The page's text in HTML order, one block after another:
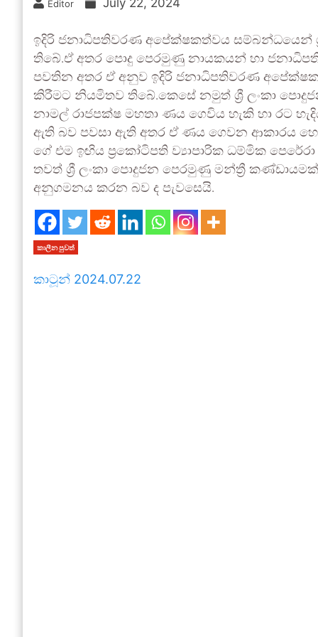
Editor July 22, 2024
ඉදිරි ජනාධිපතිවරණ අපේක්ෂකත්වය සම්බන්ධයෙන්
තිබේ.ඒ අතර පොදු පෙරමුණු නායකයන් හා
පවතින අතර ඒ අනුව ඉදිරි ජනාධිපතිවරණ
කිරීමට නියමිතව තිබේ.කෙසේ නමුත් ශ්‍රී ලංකා
නාමල් රාජපක්ෂ මහතා ණය ගෙවිය හැකි හා රට
ඇති බව පවසා ඇති අතර ඒ ණය ගෙවන ආකාරය
ගේ එම ඉඟිය ප්‍රකෝටිපති ව්‍යාපාරික ධම්මික
තවත් ශ්‍රී ලංකා පොදුජන පෙරමුණු මන්ත්‍රී
අනුගමනය කරන බව ද පැවසෙයි.
කාලීන පුවත්
කාටූන් 2024.07.22